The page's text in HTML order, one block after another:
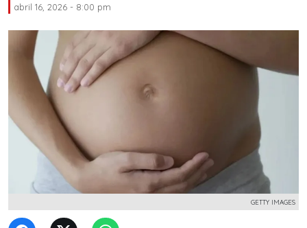
abril 16, 2026 - 8:00 pm
GETTY IMAGES